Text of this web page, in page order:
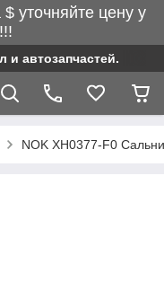
уточняйте цену у
и автозапчастей.
NOK XH0377-F0